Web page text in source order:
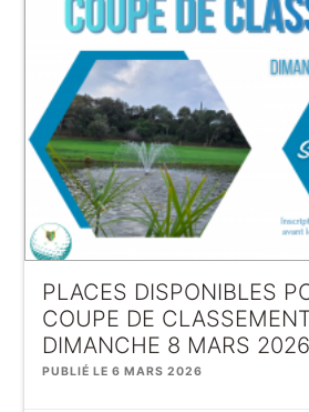
PLACES DISPONIBLES
COUPE DE
DIMANCHE 8 MARS 2026
PUBLIÉ LE 6 MARS 2026